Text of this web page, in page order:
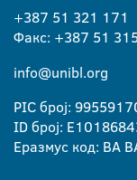
+387 51 321 171
Факс: +387 51
info@unibl.org
PIC број:
ID број:
Еразмус код: BA